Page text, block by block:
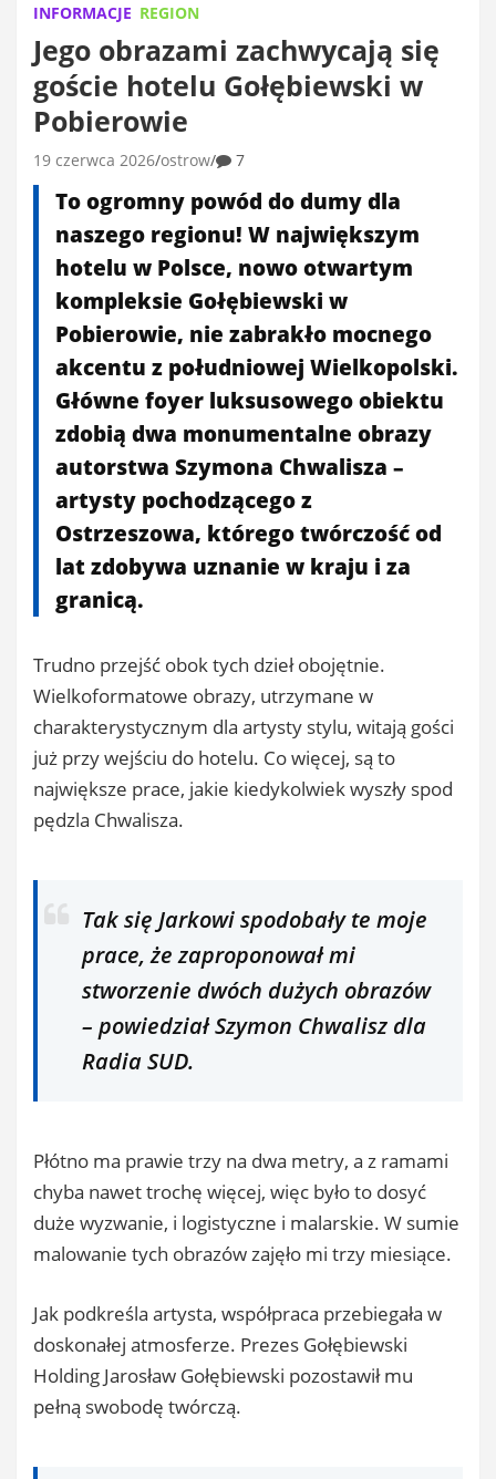
INFORMACJE REGION
Jego obrazami zachwycają się
goście hotelu Gołębiewski w
Pobierowie
19 czerwca 2026 ostrow 7
To ogromny powód do dumy dla
naszego regionu! W największym
hotelu w Polsce, nowo otwartym
kompleksie Gołębiewski w
Pobierowie, nie zabrakło mocnego
akcentu z południowej Wielkopolski.
Główne foyer luksusowego obiektu
zdobią dwa monumentalne obrazy
autorstwa Szymona Chwalisza –
artysty pochodzącego z
Ostrzeszowa, którego twórczość od
lat zdobywa uznanie w kraju i za
granicą.
Trudno przejść obok tych dzieł obojętnie.
Wielkoformatowe obrazy, utrzymane w
charakterystycznym dla artysty stylu, witają gości
już przy wejściu do hotelu. Co więcej, są to
największe prace, jakie kiedykolwiek wyszły spod
pędzla Chwalisza.
Tak się Jarkowi spodobały te moje
prace, że zaproponował mi
stworzenie dwóch dużych obrazów
– powiedział Szymon Chwalisz dla
Radia SUD.
Płótno ma prawie trzy na dwa metry, a z ramami
chyba nawet trochę więcej, więc było to dosyć
duże wyzwanie, i logistyczne i malarskie. W sumie
malowanie tych obrazów zajęło mi trzy miesiące.
Jak podkreśla artysta, współpraca przebiegała w
doskonałej atmosferze. Prezes Gołębiewski
Holding Jarosław Gołębiewski pozostawił mu
pełną swobodę twórczą.